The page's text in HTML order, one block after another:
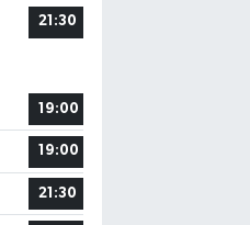
21:30
19:00
19:00
21:30